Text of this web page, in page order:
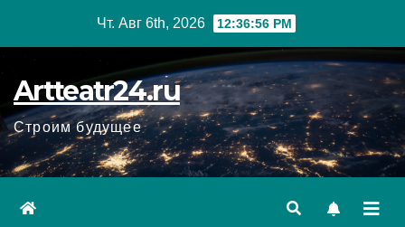
Чт. Авг 6th, 2026 12:36:58 PM
Artteatr24.ru
Строим будущее